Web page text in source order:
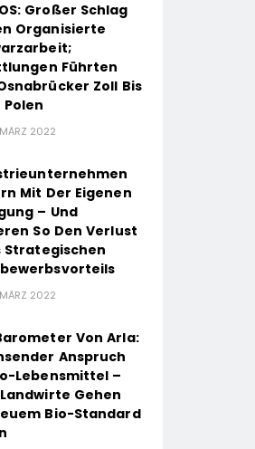
Großer Schlag
Organisierte
Führten
Zoll Bis
Polen
2022
Mit Der Eigenen
– Und
So Den Verlust
Strategischen
2022
Von Arla:
Anspruch
Lebensmittel –
Gehen
Bio-Standard